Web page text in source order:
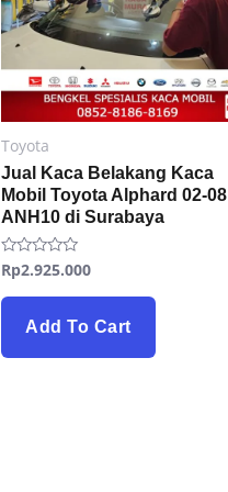
Toyota
Jual Kaca Belakang Kaca
Mobil Toyota Alphard 02-08
ANH10 di Surabaya
Rated
0
out
Rp2.925.000
Add To Cart